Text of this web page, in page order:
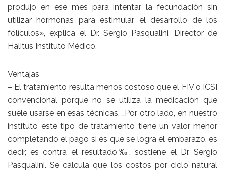
produjo en ese mes para intentar la fecundación sin
utilizar hormonas para estimular el desarrollo de los
folículos», explica el Dr. Sergio Pasqualini, Director de
Halitus Instituto Médico.
Ventajas
– El tratamiento resulta menos costoso que el FIV o ICSI
convencional porque no se utiliza la medicación que
suele usarse en esas técnicas. „Por otro lado, en nuestro
instituto este tipo de tratamiento tiene un valor menor
completando el pago si es que se logra el embarazo, es
decir, es contra el resultado‰, sostiene el Dr. Sergio
Pasqualini. Se calcula que los costos por ciclo natural